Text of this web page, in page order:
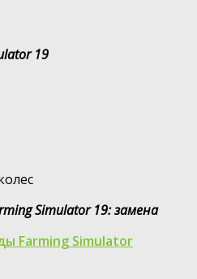
19
Simulator 19: замена
Farming Simulator